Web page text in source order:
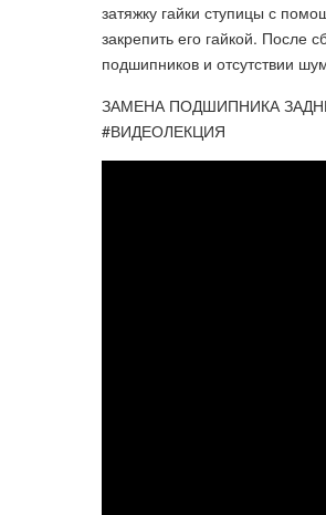
затяжку гайки ступицы с
закрепить его гайкой. После
подшипников и отсутствии
ЗАМЕНА ПОДШИПНИКА
#ВИДЕОЛЕКЦИЯ